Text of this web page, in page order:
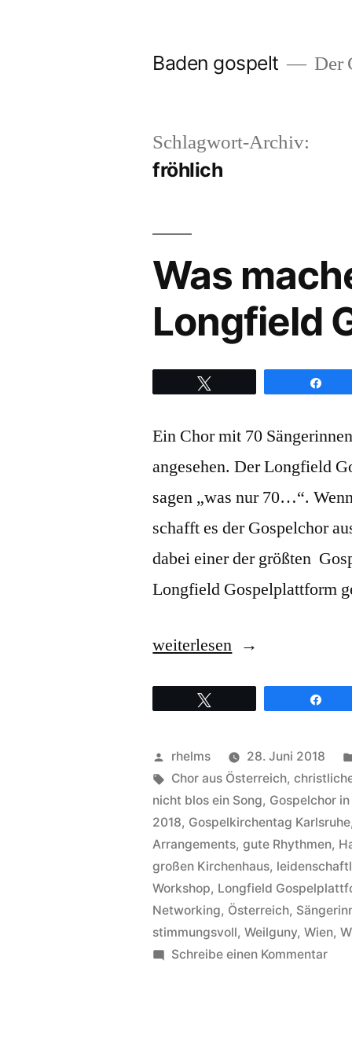
Baden gospelt Der
Schlagwort-Archiv:
fröhlich
Was
Longfield
Ein Chor mit 70
angesehen. Der Longfield
sagen „was nur 70…“.
schafft es der Gospelchor
dabei einer der größten
Longfield Gospelplattform
„Was
Wiener
Baden,
der
Longfield
Gospel
Choir
in
Karlsruhe“
weiterlesen
Veröffentlicht
von
rhelms 28. Juni 2018
Schlagwörter:
Chor aus Österreich,
nicht blos ein Song, Gospelchor
2018, Gospelkirchentag Karlsruhe
Arrangements,gute Rhythmen,
großen Kirchenhaus,
Workshop, Longfield
Networking, Österreich,
stimmungsvoll,Weilguny,Wien,
Schreibe einen Kommentarzu